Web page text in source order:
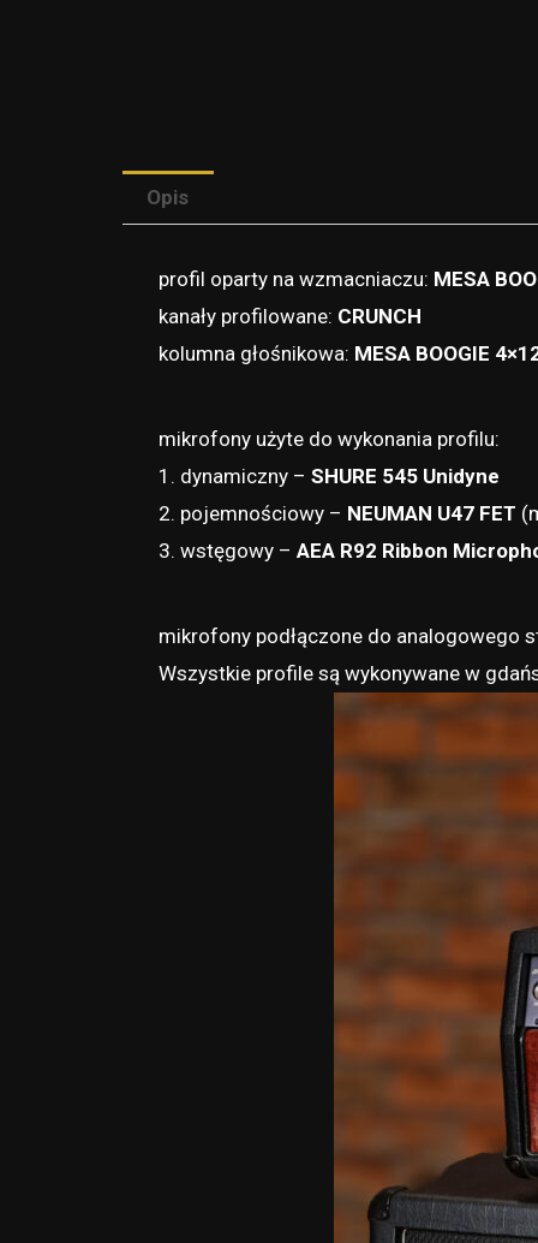
Opis
profil oparty na wzmacniaczu: MESA
kanały profilowane: CRUNCH
kolumna głośnikowa: MESA BOOGIE
mikrofony użyte do wykonania profilu:
1. dynamiczny – SHURE 545 Unidyne
2. pojemnościowy – NEUMAN U47 FET
3. wstęgowy – AEA R92 Ribbon
mikrofony podłączone do analogowego
Wszystkie profile są wykonywane w